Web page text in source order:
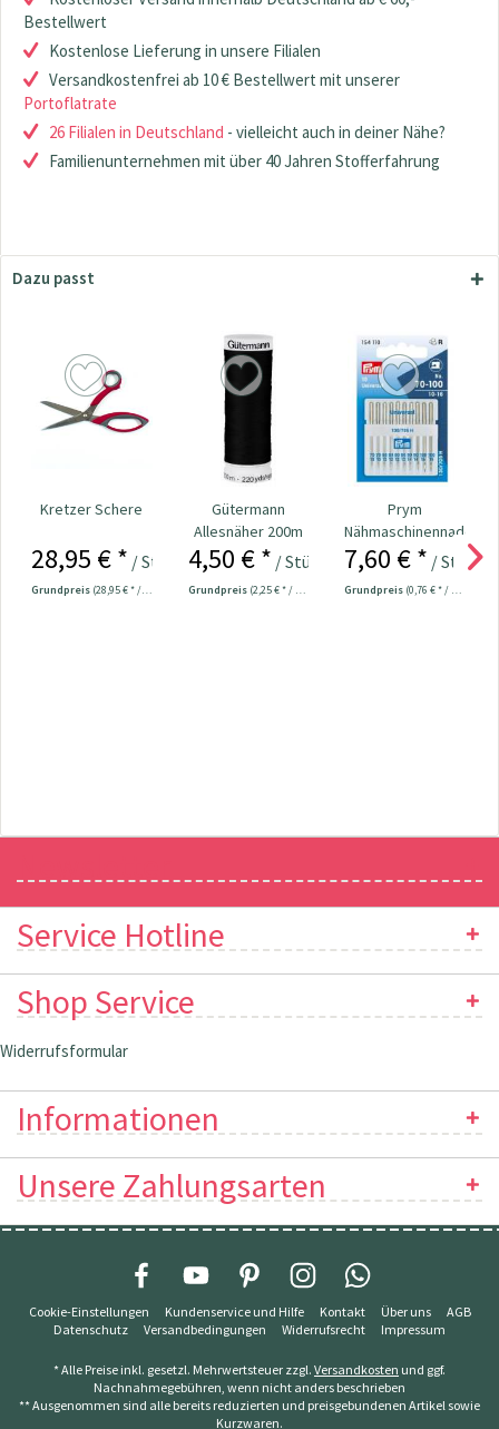
Bestellwert
Kostenlose Lieferung in unsere Filialen
Versandkostenfrei ab 10 € Bestellwert mit unserer
Portoflatrate
26 Filialen in Deutschland - vielleicht auch in deiner Nähe?
Familienunternehmen mit über 40 Jahren Stofferfahrung
Dazu passt
Kretzer Schere
28,95 € * / Stück
Grundpreis (28,95 € * / 1 Stück)
Gütermann
Allesnäher 200m
Fb. 000 - schwarz
4,50 € * / Stück
Grundpreis (2,25 € * / 100 Meter)
Prym
Nähmaschinennadeln
130/705
Universal...
7,60 € * / Stück
Grundpreis (0,76 € * / 1 Stück)
Service Hotline
Shop Service
Widerrufsformular
Informationen
Unsere Zahlungsarten
Cookie-Einstellungen Kundenservice und Hilfe Kontakt Über uns
AGB
Datenschutz
Versandbedingungen Widerrufsrecht Impressum
* Alle Preise inkl. gesetzl. Mehrwertsteuer zzgl. Versandkosten und ggf.
Nachnahmegebühren, wenn nicht anders beschrieben
** Ausgenommen sind alle bereits reduzierten und preisgebundenen Artikel sowie
Kurzwaren.